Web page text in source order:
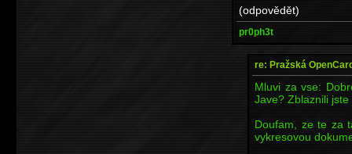
(odpovědět)
pr0ph3t
re: Pražská
Mluvi za vse:
Jave? Zblaznili jste
Doufam, ze te za
vykresovou